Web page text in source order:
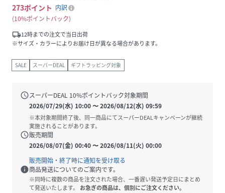
273ポイント 内訳
10%ポイントバック
local_shipping12時までの注文で当日出荷
※サイズ・カラーによりお届け日が異なる場合があります。
SALE スーパーDEAL ギフトラッピング対象
scheduleスーパーDEAL 10%ポイントバック対象期間
2026/07/29(水) 10:00〜2026/08/12(水) 09:59
※本対象期間終了後、同一商品にてスーパーDEALキャンペーンが継続
実施されることがあります。
schedule販売期間
2026/08/07(金) 00:40〜2026/08/11(火) 00:00
販売開始・終了時に通知を受け取る
info商品発送についてのご案内です。
※同時に複数の商品を注文された場合、一番遅い発送予定日にまとめ
て発送いたします。
お急ぎの商品は、個別にご注文ください。